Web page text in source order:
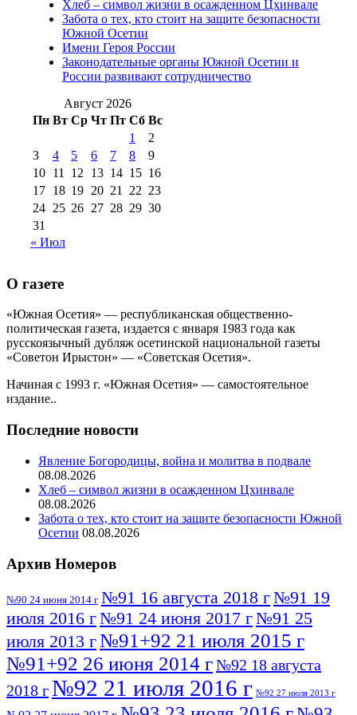
августа 2016 г(10)№98 5 июля 2014 г(10)
№98 8 августа 2013 г
августа 2012 г(14) №98+99 11 июля
2017 г(9)
№99 4 августа
2016 г(12) №99 8 июля 2014 г
августа 2012 г(11)
августа 2013 г
(12)
Хлеб – символ жизни в осажденном Цхинвале
Забота о тех, кто стоит на защите безопасности
Южной Осетии
Имени Героя России
Законодательные органы Южной Осетии и
России развивают сотрудничество
Август 2026
Пн Вт Ср Чт Пт Сб Вс
1
2
3
4 5 6 7 8
9
10 11 12 13 14 15 16
17 18 19 20 21 22 23
24 25 26 27 28 29 30
31
« Июл
О газете
«Южная Осетия» — республиканская общественно-
политическая газета, издается с января 1983 года как
русскоязычный дубляж осетинской национальной газеты
«Советон Ирыстон» — «Советская Осетия».
Начиная с 1993 г. «Южная Осетия» — самостоятельное
издание..
Последние новости
Явление Богородицы, война и молитва в подвале
08.08.2026
Хлеб – символ жизни в осажденном Цхинвале
08.08.2026
Забота о тех, кто стоит на защите безопасности Южной
Осетии 08.08.2026
Архив Номеров
№90 24 июня 2014 г №91 16 августа 2018 г№91 19
июля 2016 г№91 24 июня 2017 г№91 25
июля 2013 г№91+92 21 июля 2015 г
№91+92 26 июня 2014 г№92 18 августа
2018 г№92 21 июля 2016 г №92 27 июля 2013 г